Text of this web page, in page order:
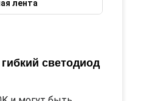
лента
светодиод